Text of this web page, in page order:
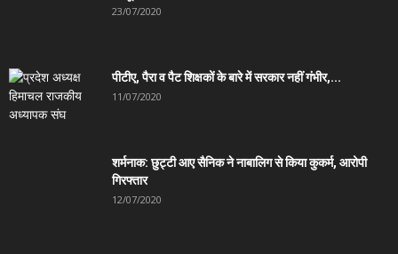
23/07/2020
पीटीए, पैरा व पैट शिक्षकों के बारे में सरकार नहीं गंभीर,...
11/07/2020
शर्मनाक: छुट्टी आए सैनिक ने नाबालिग से किया कुकर्म, आरोपी
गिरफ्तार
12/07/2020